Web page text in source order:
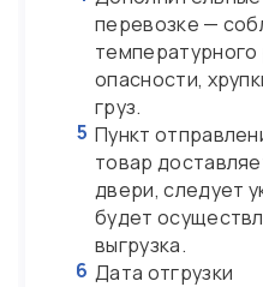
перевозке —
опасности,
груз.
5 Пункт
товар
двери, следует
будет
выгрузка.
6 Дата отгрузки